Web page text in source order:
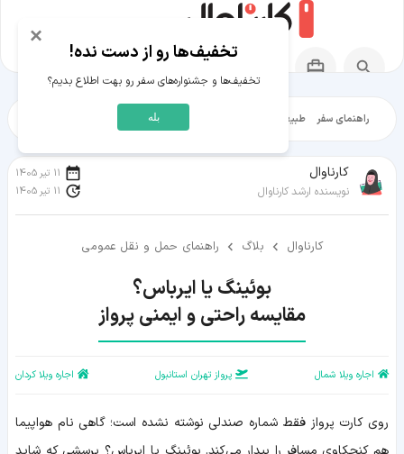
راهنمای سفر طبیعت‌گردی شهرگردی
کارناوال
نویسنده ارشد کارناوال
11 تیر 1405
11 تیر 1405
کارناوال بلاگ راهنمای حمل و نقل عمومی
مقایسه راحتی و ایمنی پرواز
اجاره ویلا شمال پرواز تهران استانبول اجاره ویلا کردان
روی کارت پرواز فقط شماره صندلی نوشته نشده است؛ گاهی نام هواپیما
×
تخفیف‌ها رو از دست نده!
تخفیف‌ها و جشنواره‌های سفر رو بهت اطلاع بدیم؟
بله